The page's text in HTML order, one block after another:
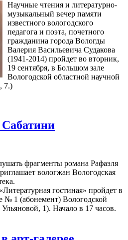
Научные чтения и литературно-
музыкальный вечер памяти
известного вологодского
педагога и поэта, почетного
гражданина города Вологды
Валерия Васильевича Судакова
(1941-2014) пройдет во вторник,
19 сентября, в Большом зале
Вологодской областной научной
7.)
фрагменты романа Рафаэля
вологжан Вологодская
гостиная» пройдет в
№ 1 (абонемент) Вологодской
1). Начало в 17 часов.